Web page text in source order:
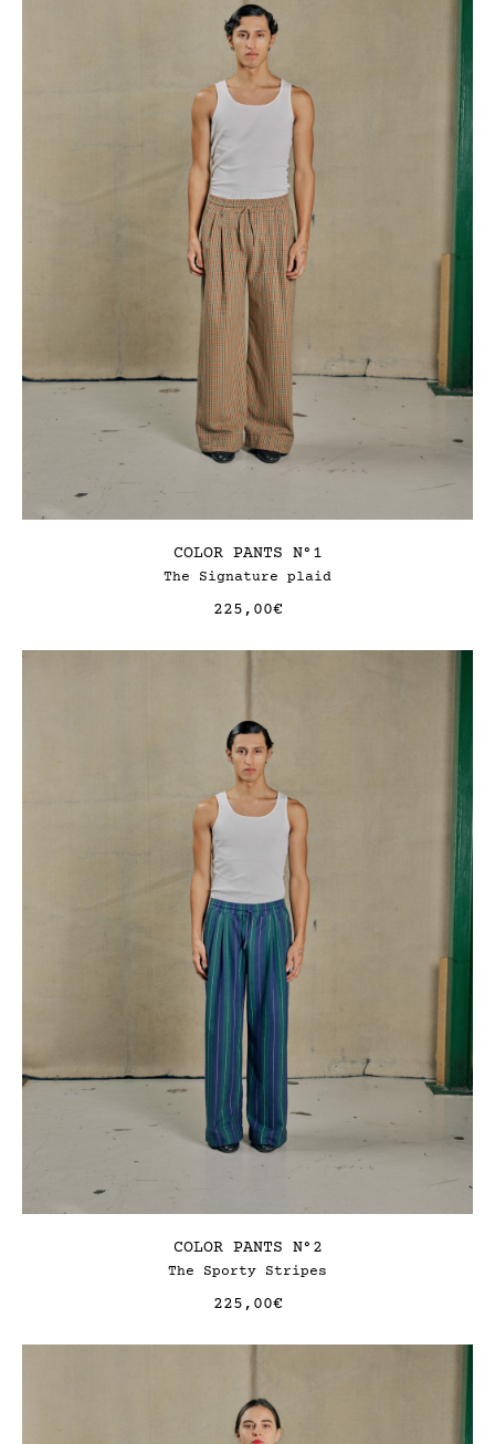
COLOR PANTS N°1
The Signature plaid
225,00€
COLOR PANTS N°2
The Sporty Stripes
225,00€